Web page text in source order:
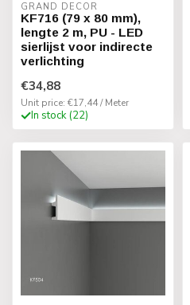
GRAND DECOR
KF716 (79 x 80 mm),
lengte 2 m, PU - LED
sierlijst voor indirecte
verlichting
€34,88
Unit price: €17,44 / Meter
In stock (22)